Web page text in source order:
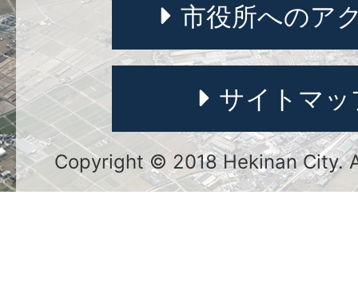
市役所へのア
サイトマッ
Copyright © 2018 Hekinan City.